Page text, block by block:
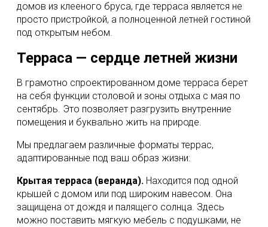
домов из клееного бруса, где терраса является не
просто пристройкой, а полноценной летней гостиной
под открытым небом.
Терраса — сердце летней жизни
В грамотно спроектированном доме терраса берет
на себя функции столовой и зоны отдыха с мая по
сентябрь. Это позволяет разгрузить внутренние
помещения и буквально жить на природе.
Мы предлагаем различные форматы террас,
адаптированные под ваш образ жизни:
Крытая терраса (веранда). Находится под одной
крышей с домом или под широким навесом. Она
защищена от дождя и палящего солнца. Здесь
можно поставить мягкую мебель с подушками, не